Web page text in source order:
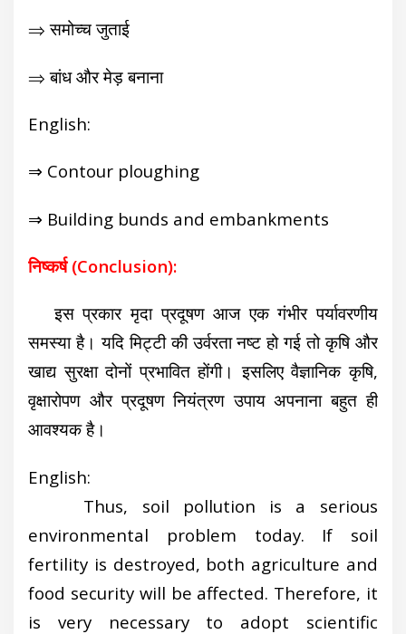
⇒ समोच्च जुताई
⇒ बांध और मेड़ बनाना
English:
⇒ Contour ploughing
⇒ Building bunds and embankments
निष्कर्ष (Conclusion):
इस प्रकार मृदा प्रदूषण आज एक गंभीर पर्यावरणीय
समस्या है। यदि मिट्टी की उर्वरता नष्ट हो गई तो कृषि और
खाद्य सुरक्षा दोनों प्रभावित होंगी। इसलिए वैज्ञानिक कृषि,
वृक्षारोपण और प्रदूषण नियंत्रण उपाय अपनाना बहुत ही
आवश्यक है।
English:
Thus, soil pollution is a serious
environmental problem today. If soil
fertility is destroyed, both agriculture and
food security will be affected. Therefore, it
is very necessary to adopt scientific